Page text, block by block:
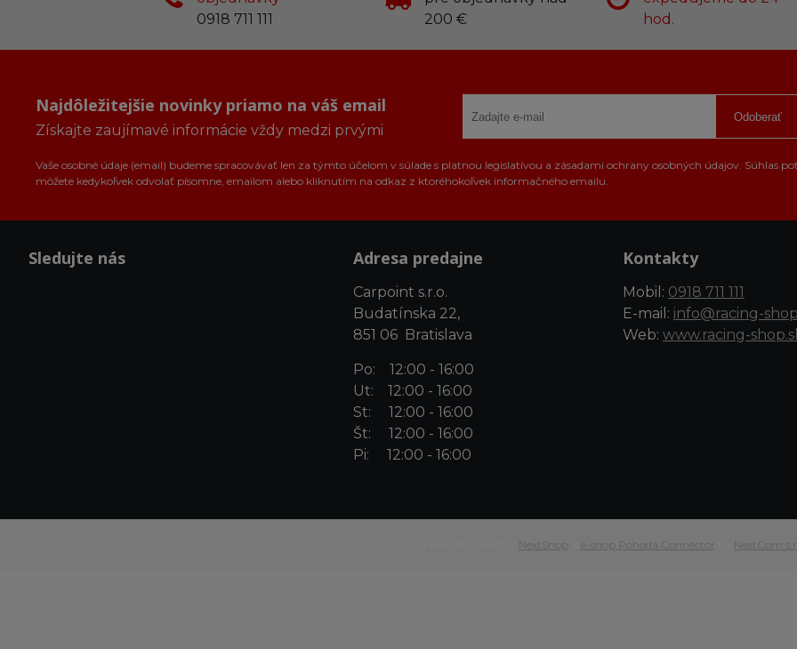
0918 711 111
200 €
hod.
Najdôležitejšie novinky priamo na váš email
Získajte zaujímavé informácie vždy medzi prvými
Odoberať
Vaše osobné údaje (email) budeme spracovávať len za týmto účelom v súlade s platnou legislatívou a zásadami ochrany osobných údajov. Súhlas
môžete kedykoľvek odvolať písomne, emailom alebo kliknutím na odkaz z ktoréhokoľvek informačného emailu.
Sledujte nás Adresa predajne
Carpoint s.r.o.
Budatínska 22,
851 06 Bratislava
Po: 12:00 - 16:00
Ut: 12:00 - 16:00
St: 12:00 - 16:00
Št: 12:00 - 16:00
Pi: 12:00 - 16:00
Kontakty
Mobil: 0918 711 111
E-mail: info@racing-
Web: www.racing-
NextShop e-shop Pohoda Connector NextCom